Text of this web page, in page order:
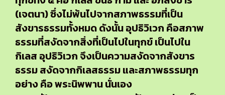
(เจตนา) ซึ่งไม่พ้นไปจากสภาพธรรมที่เป็น
สังขารธรรมทั้งหมด ดังนั้น อุปธิวิเวก คือสภาพ
ธรรมที่สงัดจากสิ่งที่เป็นไปในทุกข์ เป็นไปใน
กิเลส อุปธิวิเวก จึงเป็นความสงัดจากสังขาร
ธรรม สงัดจากกิเลสธรรม และสภาพธรรมทุก
อย่าง คือ พระนิพพาน นั่นเอง